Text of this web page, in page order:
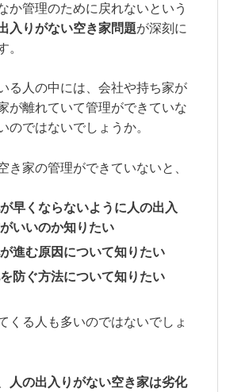
か管理のために戻れないという
入りがない空き家問題が深刻に
。
る人の中には、会社や持ち家が
が離れていて管理ができていな
のではないでしょうか。
き家の管理ができていないと、
早くならないように人の出入
いいのか知りたい
進む原因について知りたい
防ぐ方法について知りたい
くる人も多いのではないでしょ
人の出入りがない空き家は劣化